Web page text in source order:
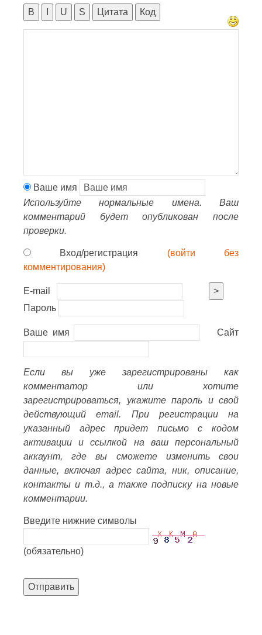
B U S Цитата Код
Ваше имя
Используйте нормальные имена. Ваш
комментарий будет опубликован после
проверки.
Вход/регистрация (войти без
комментирования)
E-mail
>
Пароль
Ваше имя Сайт
Если вы уже зарегистрированы как
комментатор или хотите
зарегистрироваться, укажите пароль и свой
действующий email. При регистрации на
указанный адрес придет письмо с кодом
активации и ссылкой на ваш персональный
аккаунт, где вы сможете изменить свои
данные, включая адрес сайта, ник, описание,
контакты и т.д., а также подписку на новые
комментарии.
Введите нижние символы
(обязательно)
Отправить